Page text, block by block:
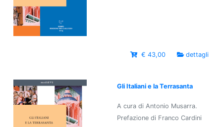
€ 43,00 dettagli
Gli Italiani e la Terrasanta
A cura di Antonio Musarra.
Prefazione di Franco Cardini